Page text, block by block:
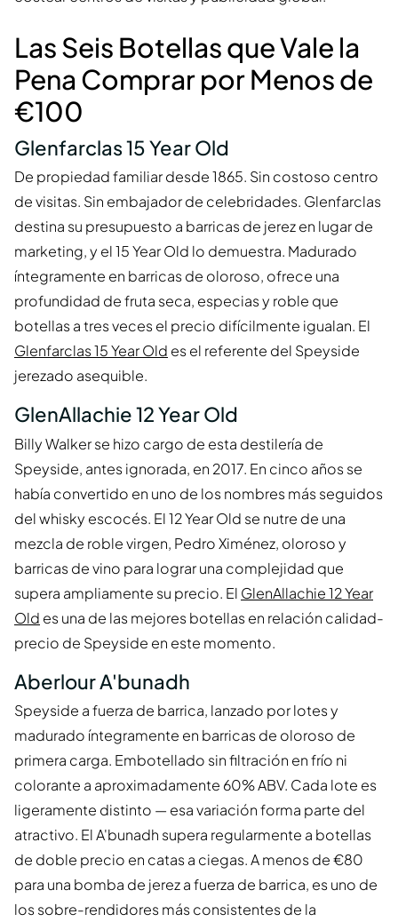
Las Seis Botellas que Vale la
Pena Comprar por Menos de
€100
Glenfarclas 15 Year Old
De propiedad familiar desde 1865. Sin costoso centro
de visitas. Sin embajador de celebridades. Glenfarclas
destina su presupuesto a barricas de jerez en lugar de
marketing, y el 15 Year Old lo demuestra. Madurado
íntegramente en barricas de oloroso, ofrece una
profundidad de fruta seca, especias y roble que
botellas a tres veces el precio difícilmente igualan. El
Glenfarclas 15 Year Old es el referente del Speyside
jerezado asequible.
GlenAllachie 12 Year Old
Billy Walker se hizo cargo de esta destilería de
Speyside, antes ignorada, en 2017. En cinco años se
había convertido en uno de los nombres más seguidos
del whisky escocés. El 12 Year Old se nutre de una
mezcla de roble virgen, Pedro Ximénez, oloroso y
barricas de vino para lograr una complejidad que
supera ampliamente su precio. El GlenAllachie 12 Year
Old es una de las mejores botellas en relación calidad-
precio de Speyside en este momento.
Aberlour A'bunadh
Speyside a fuerza de barrica, lanzado por lotes y
madurado íntegramente en barricas de oloroso de
primera carga. Embotellado sin filtración en frío ni
colorante a aproximadamente 60% ABV. Cada lote es
ligeramente distinto — esa variación forma parte del
atractivo. El A'bunadh supera regularmente a botellas
de doble precio en catas a ciegas. A menos de €80
para una bomba de jerez a fuerza de barrica, es uno de
los sobre-rendidores más consistentes de la